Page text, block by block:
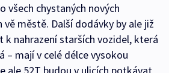
všech chystaných nových
městě. Další dodávky by ale již
k nahrazení starších vozidel, která
– mají v celé délce vysokou